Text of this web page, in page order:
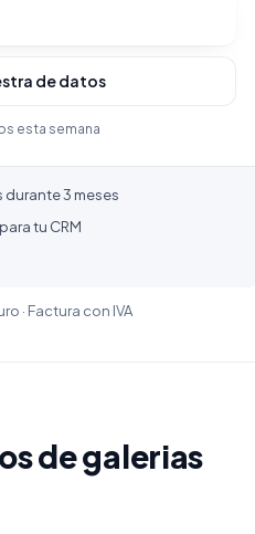
de datos
esta semana
3 meses
tu CRM
· Factura con IVA
de galerias